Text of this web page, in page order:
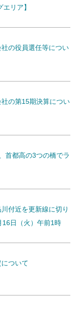
リア】
の役員選任等につい
の第15期決算につい
首都高の3つの橋でラ
付近を更新線に切り
日（火）午前1時
ついて